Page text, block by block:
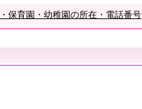
保育園・幼稚園の所在・電話番号